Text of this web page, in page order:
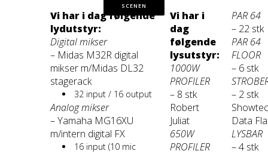
SCENEN
Vi har i dag følgende
lydutstyr:
Digital mikser
– Midas M32R digital
mikser m/Midas DL32
stagerack
32 input / 16 output
Analog mikser
– Yamaha MG16XU
m/intern digital FX
16 input (10 mic
Vi har i
dag
følgende
lysutstyr:
1000W
PROFILER
– 8 stk
Robert
Juliat
650W
PROFILER
PAR 64
– 22 stk
PAR 64
FLOOR
– 6 stk
– 2 stk
Showtec
Data
LYSBAR
– 4 stk